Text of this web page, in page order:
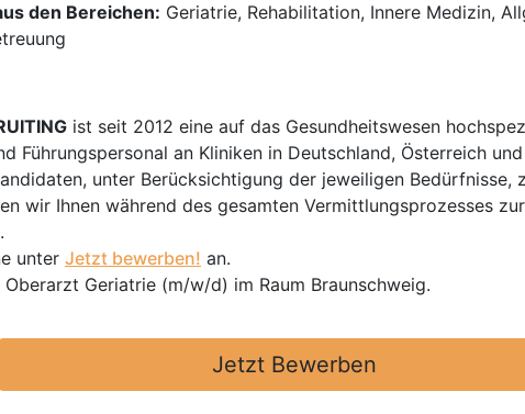
den Bereichen: Geriatrie, Rehabilitation, Innere Medizin,
ist seit 2012 eine auf das Gesundheitswesen
Führungspersonal an Kliniken in Deutschland, Österreich
unter Berücksichtigung der jeweiligen
wir Ihnen während des gesamten Vermittlungsprozesses
unter Jetzt bewerben! an.
Geriatrie (m/w/d) im Raum Braunschweig.
Jetzt Bewerben